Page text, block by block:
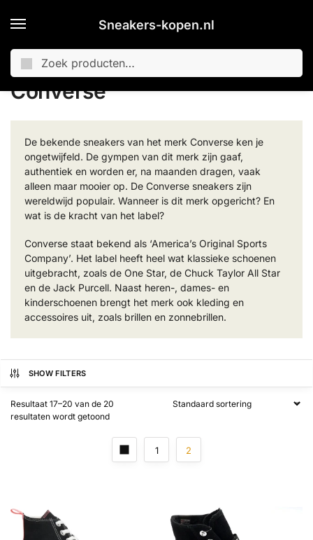
Sneakers-kopen.nl
Merken / Converse
Converse
De bekende sneakers van het merk Converse ken je
ongetwijfeld. De gympen van dit merk zijn gaaf,
authentiek en worden er, na maanden dragen, vaak
alleen maar mooier op. De Converse sneakers zijn
wereldwijd populair. Wanneer is dit merk opgericht? En
wat is de kracht van het label?
Converse staat bekend als ‘America’s Original Sports
Company’. Het label heeft heel wat klassieke schoenen
uitgebracht, zoals de One Star, de Chuck Taylor All Star
en de Jack Purcell. Naast heren-, dames- en
kinderschoenen brengt het merk ook kleding en
accessoires uit, zoals brillen en zonnebrillen.
SHOW FILTERS
Resultaat 17–20 van de 20
resultaten wordt getoond
1 2